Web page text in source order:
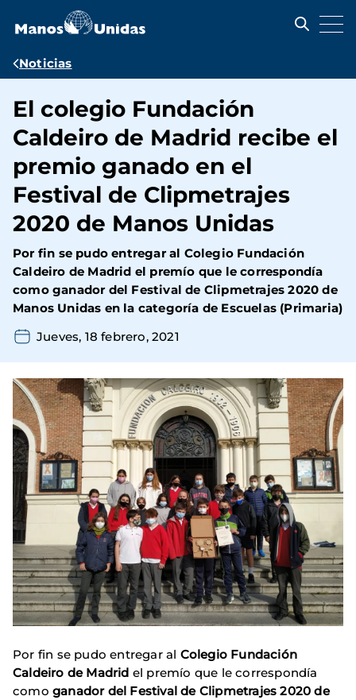
contenido
Ruta
navegación
Noticias
El colegio Fundación
Caldeiro de Madrid recibe el
premio ganado en el
Festival de Clipmetrajes
2020 de Manos Unidas
Por fin se pudo entregar al Colegio Fundación
Caldeiro de Madrid el premío que le correspondía
como ganador del Festival de Clipmetrajes 2020 de
Manos Unidas en la categoría de Escuelas (Primaria)
Jueves, 18 febrero, 2021
Por fin se pudo entregar al Colegio Fundación
Caldeiro de Madrid el premío que le correspondía
como ganador del Festival de Clipmetrajes 2020 de